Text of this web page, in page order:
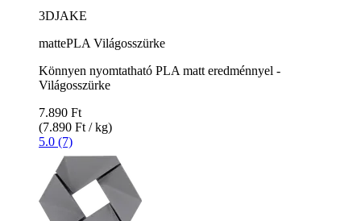
3DJAKE
mattePLA Világosszürke
Könnyen nyomtatható PLA matt eredménnyel -
Világosszürke
7.890 Ft
(7.890 Ft / kg)
5.0 (7)